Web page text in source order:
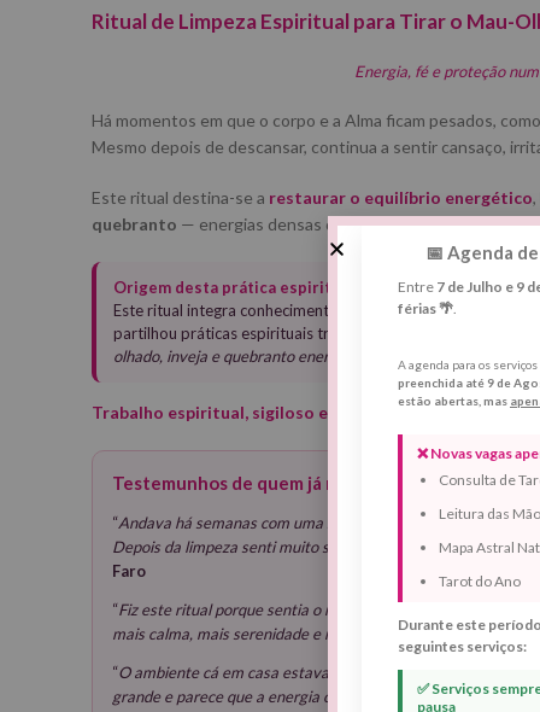
Ritual de Limpeza Espiritual para Tirar o Mau-
Energia, fé e proteção
Há momentos em que o corpo e a Alma ficam pesados,
Mesmo depois de descansar, continua a sentir cansaço,
Este ritual destina-se a restaurar o equilíbrio energético
quebranto — energias densas que se acumulam e drenam
Origem desta prática espiritual:
Este ritual integra conhecimentos transmitidos na família de
partilhou práticas espirituais tradicionais utilizadas na
olhado, inveja e quebranto energético
Trabalho espiritual, sigiloso e realizado
Testemunhos de quem já realizou este ritual
“Andava há semanas com uma sensação de peso no corpo,
Depois da limpeza senti muito sono nessa noite e, no dia
Faro
“Fiz este ritual porque sentia o meu bebé muito inquieto e
mais calma, mais serenidade e noites muito mais tranquilas.”
“O ambiente cá em casa estava pesado e eu andava sempre
grande e parece que a energia cá em casa ficou logo diferente.
📅 Agenda
Entre 7 de Julho e 9
férias 🌴
A agenda para os
preenchida até 9 de
estão abertas, mas
❌ Novas vagas
Consulta de
Leitura das
Mapa Astral
Tarot do Ano
Durante este
seguintes serviços:
✅ Serviços
pausa